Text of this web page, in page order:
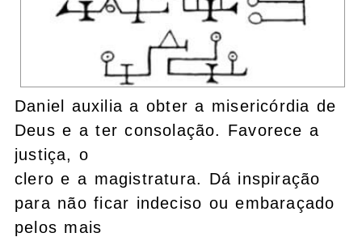
Daniel auxilia a obter a misericórdia de
Deus e a ter consolação. Favorece a
justiça, o
clero e a magistratura. Dá inspiração
para não ficar indeciso ou embaraçado
pelos mais